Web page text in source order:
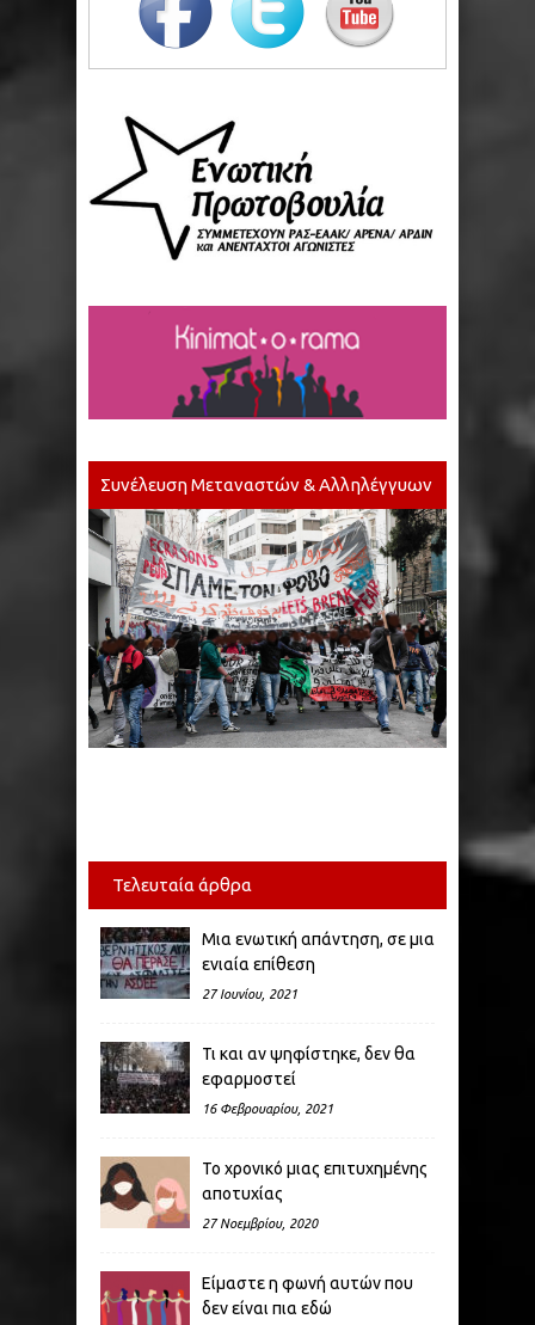
Συνέλευση Μεταναστών & Αλληλέγγυων
Τελευταία άρθρα
Μια ενωτική απάντηση, σε μια
ενιαία επίθεση
27 Ιουνίου, 2021
Τι και αν ψηφίστηκε, δεν θα
εφαρμοστεί
16 Φεβρουαρίου, 2021
Το χρονικό μιας επιτυχημένης
αποτυχίας
27 Νοεμβρίου, 2020
Είμαστε η φωνή αυτών που
δεν είναι πια εδώ